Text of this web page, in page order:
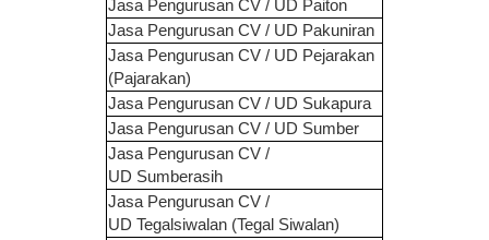
Jasa Pengurusan CV / UD Paiton
Jasa Pengurusan CV / UD Pakuniran
Jasa Pengurusan CV / UD Pejarakan
(Pajarakan)
Jasa Pengurusan CV / UD Sukapura
Jasa Pengurusan CV / UD Sumber
Jasa Pengurusan CV /
UD Sumberasih
Jasa Pengurusan CV /
UD Tegalsiwalan (Tegal Siwalan)